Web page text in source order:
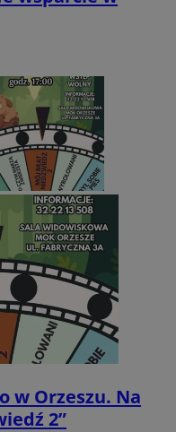
w Orzeszu. Na
2”